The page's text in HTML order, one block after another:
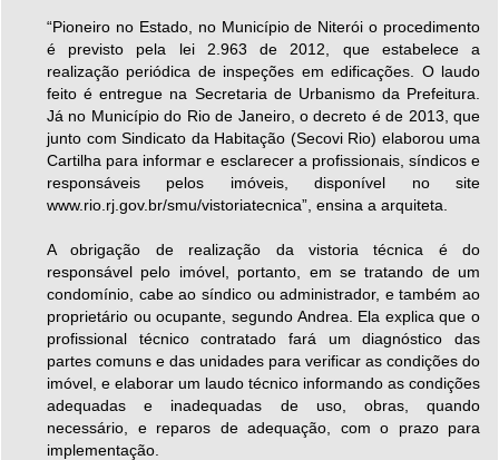
“Pioneiro no Estado, no Município de Niterói o procedimento
é previsto pela lei 2.963 de 2012, que estabelece a
realização periódica de inspeções em edificações. O laudo
feito é entregue na Secretaria de Urbanismo da Prefeitura.
Já no Município do Rio de Janeiro, o decreto é de 2013, que
junto com Sindicato da Habitação (Secovi Rio) elaborou uma
Cartilha para informar e esclarecer a profissionais, síndicos e
responsáveis pelos imóveis, disponível no site
www.rio.rj.gov.br/smu/vistoriatecnica”, ensina a arquiteta.
A obrigação de realização da vistoria técnica é do
responsável pelo imóvel, portanto, em se tratando de um
condomínio, cabe ao síndico ou administrador, e também ao
proprietário ou ocupante, segundo Andrea. Ela explica que o
profissional técnico contratado fará um diagnóstico das
partes comuns e das unidades para verificar as condições do
imóvel, e elaborar um laudo técnico informando as condições
adequadas e inadequadas de uso, obras, quando
necessário, e reparos de adequação, com o prazo para
implementação.